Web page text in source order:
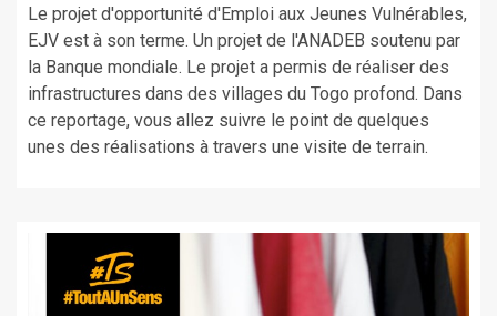
Le projet d'opportunité d'Emploi aux Jeunes Vulnérables,
EJV est à son terme. Un projet de l'ANADEB soutenu par
la Banque mondiale. Le projet a permis de réaliser des
infrastructures dans des villages du Togo profond. Dans
ce reportage, vous allez suivre le point de quelques
unes des réalisations à travers une visite de terrain.